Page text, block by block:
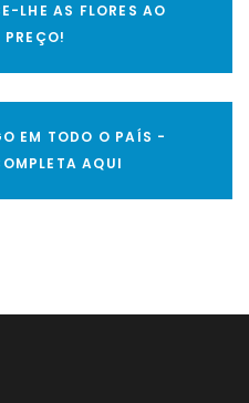
LHE AS FLORES AO
PREÇO!
EM TODO O PAÍS -
AQUI